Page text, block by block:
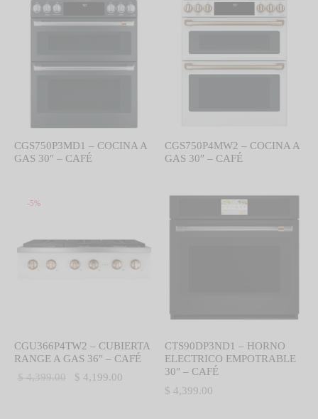
$ 4,599.00.
CGS750P3MD1 – COCINA A
GAS 30″ – CAFÉ
CGS750P4MW2 – COCINA A
GAS 30″ – CAFÉ
-5%
CGU366P4TW2 – CUBIERTA
RANGE A GAS 36″ – CAFÉ
$4,399.00
El precio
$ 4,199.00
CTS90DP3ND1 – HORNO
ELECTRICO EMPOTRABLE
30″ – CAFÉ
$ 4,399.00